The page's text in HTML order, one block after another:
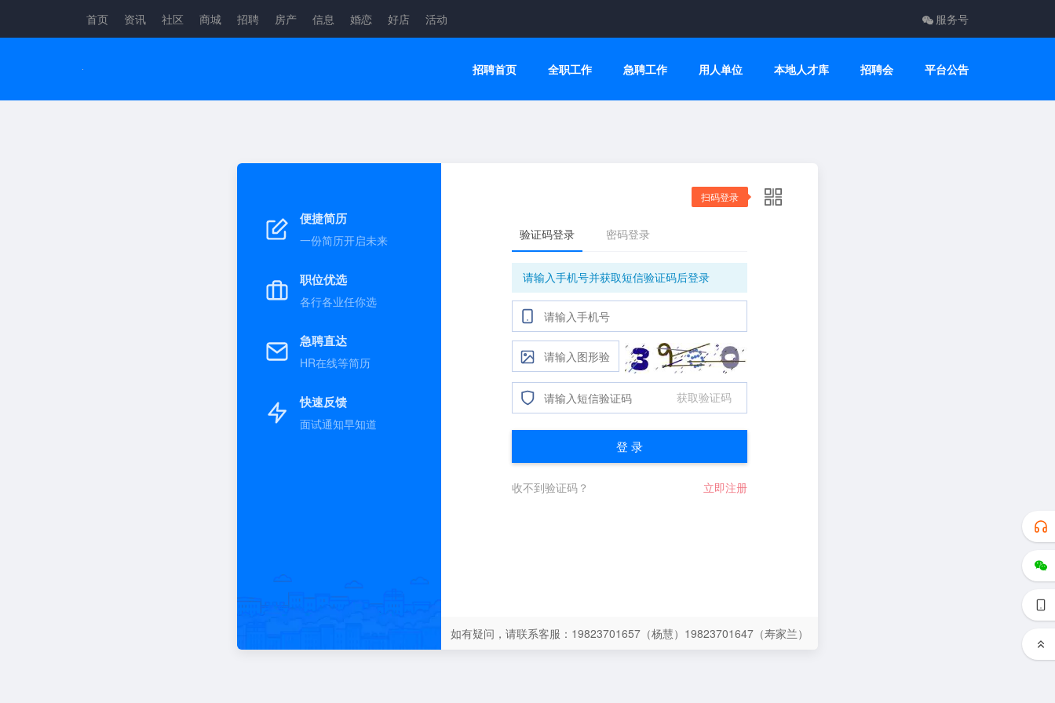
首页 资讯 社区 商城 招聘 房产 信息 婚恋 好店 活动 服务号
招聘首页 全职工作 急聘工作 用人单位 本地人才库 招聘会 平台公告
便捷简历
一份简历开启未来
职位优选
各行各业任你选
急聘直达
HR在线等简历
快速反馈
面试通知早知道
扫码登录
如有疑问，请联系客服：19823701657（杨慧）19823701647（寿家兰）